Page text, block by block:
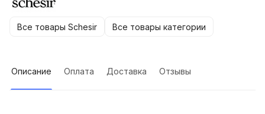
Все товары Schesir Все товары категории
Описание Оплата Доставка Отзывы